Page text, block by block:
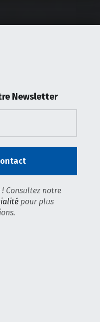
Newsletter
Consultez notre
pour plus